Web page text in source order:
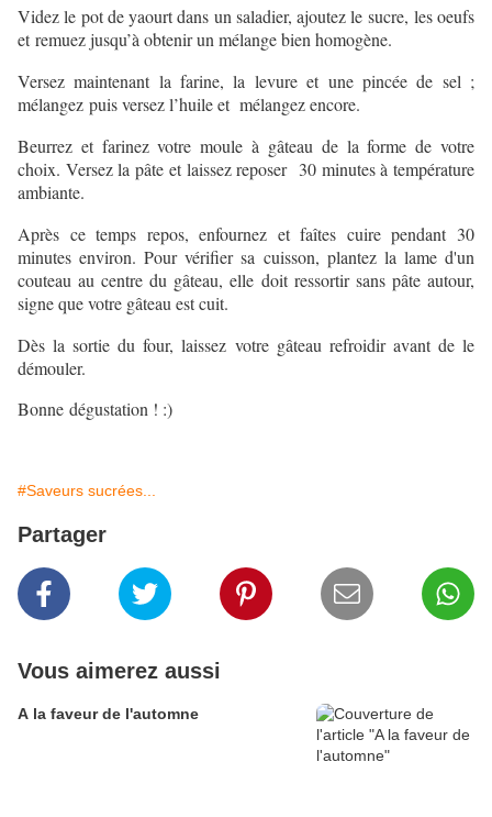
Videz le pot de yaourt dans un saladier, ajoutez le sucre, les oeufs
et remuez jusqu’à obtenir un mélange bien homogène.
Versez maintenant la farine, la levure et une pincée de sel ;
mélangez puis versez l’huile et mélangez encore.
Beurrez et farinez votre moule à gâteau de la forme de votre
choix. Versez la pâte et laissez reposer 30 minutes à température
ambiante.
Après ce temps repos, enfournez et faîtes cuire pendant 30
minutes environ. Pour vérifier sa cuisson, plantez la lame d'un
couteau au centre du gâteau, elle doit ressortir sans pâte autour,
signe que votre gâteau est cuit.
Dès la sortie du four, laissez votre gâteau refroidir avant de le
démouler.
Bonne dégustation ! :)
#Saveurs sucrées...
Partager
Vous aimerez aussi
A la faveur de l'automne